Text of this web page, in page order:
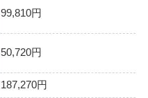
99,810円
50,720円
187,270円